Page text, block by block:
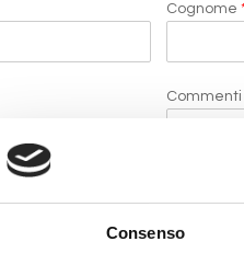
Consenso
Cognome
Commenti
sulle ultime promozioni